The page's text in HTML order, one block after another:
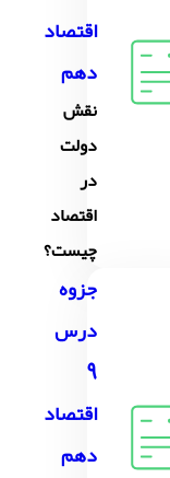
اقتصاد
دهم
نقش
دولت
در
اقتصاد
چیست؟
جزوه
درس
9
اقتصاد
دهم